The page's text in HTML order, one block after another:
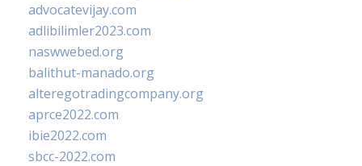
advocatevijay.com
adlibilimler2023.com
naswwebed.org
balithut-manado.org
alteregotradingcompany.org
aprce2022.com
ibie2022.com
sbcc-2022.com